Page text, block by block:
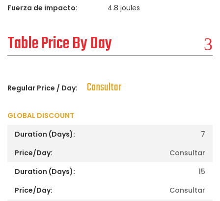
Fuerza de impacto:
4.8 joules
Table Price By Day
Regular Price / Day: Consultar
GLOBAL DISCOUNT
7
Consultar
15
Consultar